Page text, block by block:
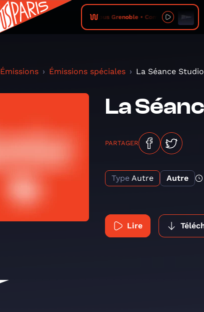
Radio Campus Grenoble • Coma comète - 2026-08-
Émissions Émissions spéciales La Séance
La
PARTAGER
Type Autre Autre
Lire